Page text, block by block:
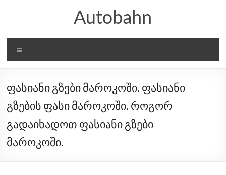
Autobahn
ფასიანი გზები მაროკოში. ფასიანი
გზების ფასი მაროკოში. როგორ
გადაიხადოთ ფასიანი გზები
მაროკოში.